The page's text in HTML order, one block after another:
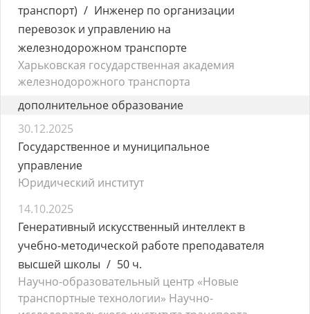
транспорт)
Инженер по организации
перевозок и управлению на
железнодорожном транспорте
Харьковская государственная академия
железнодорожного транспорта
дополнительное образование
30.12.2025
Государственное и муниципальное
управление
Юридический институт
14.10.2025
Генеративный искусственный интеллект в
учебно-методической работе преподавателя
высшей школы
50 ч.
Научно-образовательный центр «Новые
транспортные технологии» Научно-